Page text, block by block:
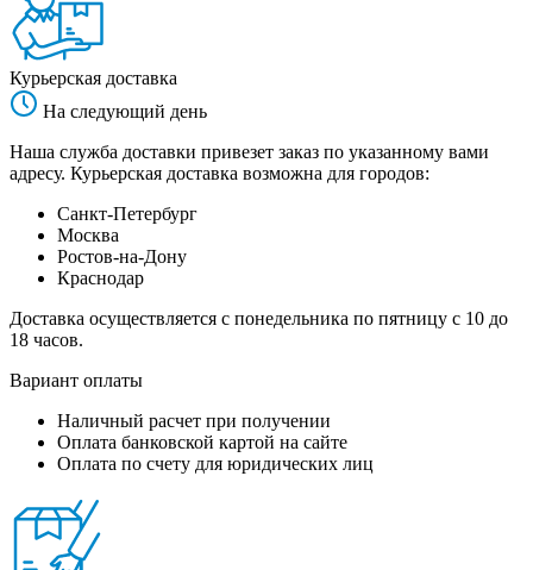
Курьерская доставка
На следующий день
Наша служба доставки привезет заказ по указанному вами
адресу. Курьерская доставка возможна для городов:
Санкт-Петербург
Москва
Ростов-на-Дону
Краснодар
Доставка осуществляется с понедельника по пятницу с 10 до
18 часов.
Вариант оплаты
Наличный расчет при получении
Оплата банковской картой на сайте
Оплата по счету для юридических лиц